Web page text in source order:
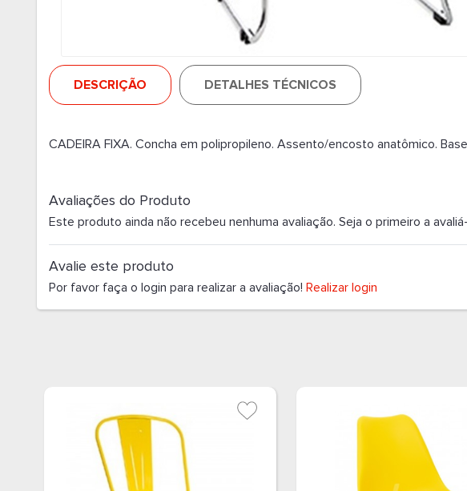
DESCRIÇÃO DETALHES TÉCNICOS
CADEIRA FIXA. Concha em polipropileno. Assento/encosto anatômico.
Avaliações do Produto
Este produto ainda não recebeu nenhuma avaliação. Seja o primeiro a
Avalie este produto
Por favor faça o login para realizar a avaliação! Realizar login